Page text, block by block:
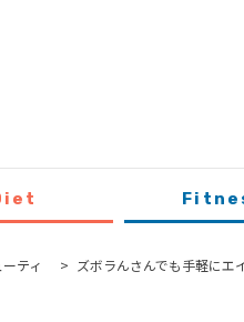
ーティ ズボラんさんでも手軽に